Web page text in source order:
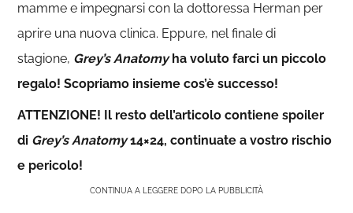
mamme e impegnarsi con la dottoressa Herman per
aprire una nuova clinica. Eppure, nel finale di
stagione, Grey’s Anatomyha voluto farci un piccolo
regalo! Scopriamo insieme cos’è successo!
ATTENZIONE! Il resto dell’articolo contiene spoiler
di Grey’s Anatomy14×24, continuate a vostro rischio
e pericolo!
CONTINUA A LEGGERE DOPO LA PUBBLICITÀ